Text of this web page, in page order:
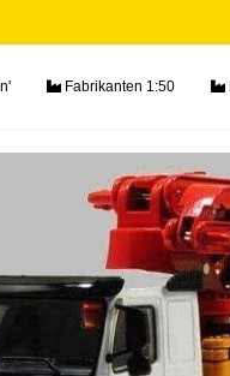
Fabrikanten 1:50